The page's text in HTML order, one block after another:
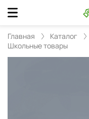
Главная Каталог
Школьные товары